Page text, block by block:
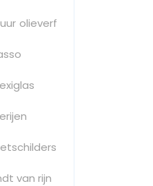
olieverf
van rijn